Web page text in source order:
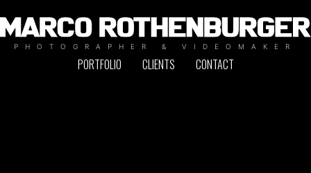
PHOTOGRAPHER & VIDEOMAKER
PORTFOLIO CLIENTS CONTACT